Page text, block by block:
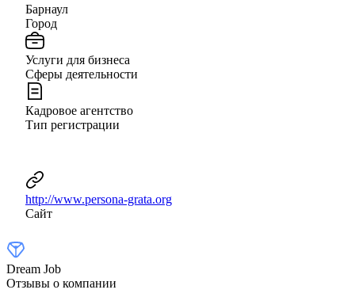
Барнаул
Город
Услуги для бизнеса
Сферы деятельности
Кадровое агентство
Тип регистрации
http://www.persona-grata.org
Сайт
Dream Job
Отзывы о компании